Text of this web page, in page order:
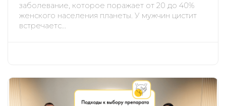
заболевание, которое поражает от 20 до 40%
женского населения планеты. У мужчин цистит
встречаетс...